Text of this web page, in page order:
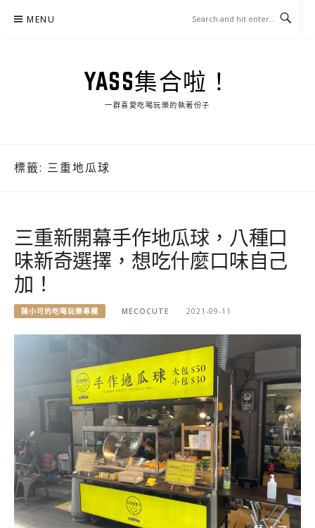
MENU
YASS集合啦！
一群喜愛吃喝玩樂的執著份子
標籤: 三重地瓜球
三重新開幕手作地瓜球，八種口
味新奇選擇，想吃什麼口味自己
加！
陳小可的吃喝玩樂專欄 MECOCUTE 2021-09-11